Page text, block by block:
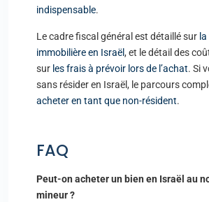
indispensable.
Le cadre fiscal général est détaillé sur
immobilière en Israël, et le détail des
sur les frais à prévoir lors de l’achat. Si
sans résider en Israël, le parcours
acheter en tant que non-résident.
FAQ
Peut-on acheter un bien en Israël au
mineur ?